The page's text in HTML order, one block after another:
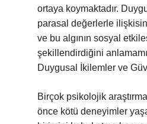
ortaya koymaktadır.
parasal değerlerle ilişkisini
ve bu algının sosyal
şekillendirdiğini
Duygusal İkilemler ve
Birçok psikolojik
önce kötü deneyimler